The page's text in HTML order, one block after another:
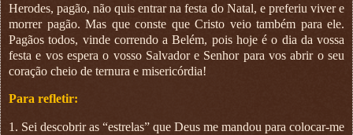
Herodes, pagão, não quis entrar na festa do Natal, e preferiu viver e
morrer pagão. Mas que conste que Cristo veio também para ele.
Pagãos todos, vinde correndo a Belém, pois hoje é o dia da vossa
festa e vos espera o vosso Salvador e Senhor para vos abrir o seu
coração cheio de ternura e misericórdia!
Para refletir:
1. Sei descobrir as “estrelas” que Deus me mandou para colocar-me